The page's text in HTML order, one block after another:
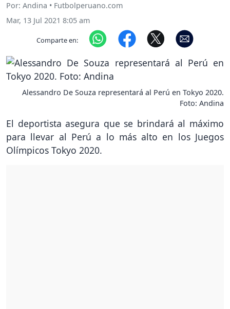
Por: Andina • Futbolperuano.com
Mar, 13 Jul 2021 8:05 am
Comparte en:
Alessandro De Souza representará al Perú en Tokyo 2020.
Foto: Andina
El deportista asegura que se brindará al máximo
para llevar al Perú a lo más alto en los Juegos
Olímpicos Tokyo 2020.